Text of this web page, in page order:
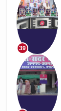
39